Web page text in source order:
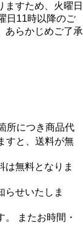
すため、火曜日
日11時以降のご
あらかじめご了承
所につき商品代
すと、送料が無
は無料となりま
せいたしま
またお時間・